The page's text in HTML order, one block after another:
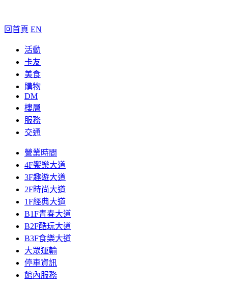
回首頁 EN
活動
卡友
美食
購物
DM
樓層
服務
交通
營業時間
4F饗樂大道
3F趣遊大道
2F時尚大道
1F經典大道
B1F青春大道
B2F酷玩大道
B3F食樂大道
大眾運輸
停車資訊
館內服務